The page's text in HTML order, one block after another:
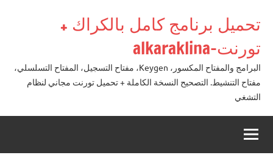
تحميل برنامج كامل بالكراك +
تورنت-alkaraklina
البرامج والمفتاح المكسور، Keygen، مفتاح التسجيل، المفتاح التسلسلي،
مفتاح التنشيط. التصحيح النسخة الكاملة + تحميل تورنت مجاني لنظام
التشغي